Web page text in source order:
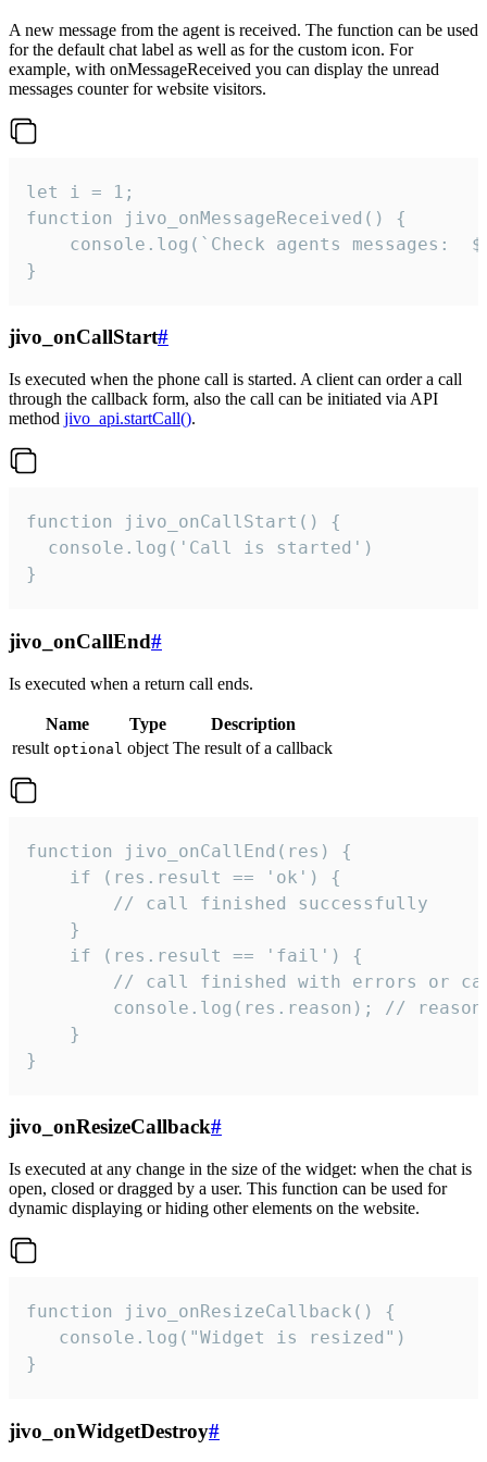
A new message from the agent is received. The function can be used
for the default chat label as well as for the custom icon. For
example, with onMessageReceived you can display the unread
messages counter for website visitors.
let i = 1;
function jivo_onMessageReceived() {
}
jivo_onCallStart#
Is executed when the phone call is started. A client can order a call
through the callback form, also the call can be initiated via API
method jivo_api.startCall().
function jivo_onCallStart() {
  console.log('Call is started')
}
jivo_onCallEnd#
Is executed when a return call ends.
Name Type
Description
result optional object The result of a callback
function jivo_onCallEnd(res) {
    if (res.result == 'ok') {
        // call finished successfully
    }
    if (res.result == 'fail') {
// call finished with errors or
console.log(res.reason); //
    }
}
jivo_onResizeCallback#
Is executed at any change in the size of the widget: when the chat is
open, closed or dragged by a user. This function can be used for
dynamic displaying or hiding other elements on the website.
function jivo_onResizeCallback() {
   console.log("Widget is resized")
}
jivo_onWidgetDestroy#